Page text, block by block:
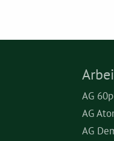
AG
AG
AG